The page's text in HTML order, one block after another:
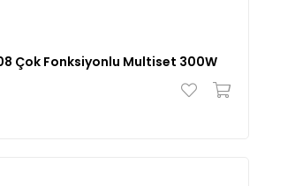
Çok Fonksiyonlu Multiset 300W